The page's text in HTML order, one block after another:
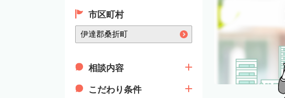
市区町村
相談内容
こだわり条件